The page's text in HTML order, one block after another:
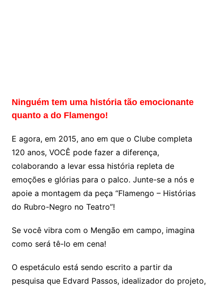
Ninguém tem uma história tão emocionante
quanto a do Flamengo!
E agora, em 2015, ano em que o Clube completa
120 anos, VOCÊ pode fazer a diferença,
colaborando a levar essa história repleta de
emoções e glórias para o palco. Junte-se a nós e
apoie a montagem da peça “Flamengo – Histórias
do Rubro-Negro no Teatro”!
Se você vibra com o Mengão em campo, imagina
como será tê-lo em cena!
O espetáculo está sendo escrito a partir da
pesquisa que Edvard Passos, idealizador do projeto,